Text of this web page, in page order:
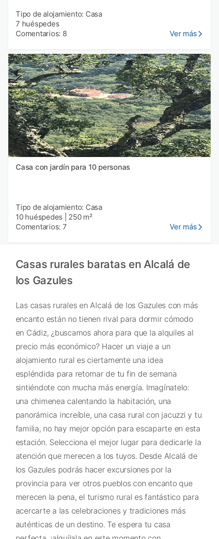
Tipo de alojamiento: Casa
7 huéspedes
Comentarios: 8
Ver más
Casa con jardín para 10 personas
Tipo de alojamiento: Casa
10 huéspedes
250 m²
Comentarios: 7
Ver más
Casas rurales baratas en Alcalá de
los Gazules
Las casas rurales en Alcalá de los Gazules con más
encanto están no tienen rival para dormir cómodo
en Cádiz, ¿buscamos ahora para que la alquiles al
precio más económico? Hacer un viaje a un
alojamiento rural es ciertamente una idea
espléndida para retornar de tu fin de semana
sintiéndote con mucha más energía. Imagínatelo:
una chimenea calentando la habitación, una
panorámica increíble, una casa rural con jacuzzi y tu
familia, no hay mejor opción para escaparte en esta
estación. Selecciona el mejor lugar para dedicarle la
atención que merecen a los tuyos. Desde Alcalá de
los Gazules podrás hacer excursiones por la
provincia para ver otros pueblos con encanto que
merecen la pena, el turismo rural es fantástico para
acercarte a las celebraciones y tradiciones más
auténticas de un destino. Te espera tu casa